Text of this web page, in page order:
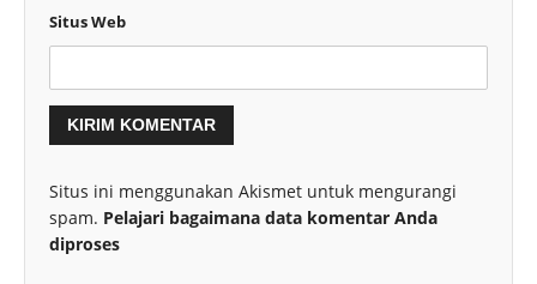
Situs Web
Situs ini menggunakan Akismet untuk mengurangi
spam. Pelajari bagaimana data komentar Anda
diproses